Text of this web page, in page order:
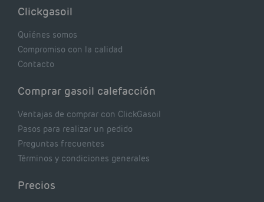
de tu caldera. Pocas se contrastan con lo que
Clickgasoil
Quiénes somos
Compromiso con la calidad
Contacto
Comprar gasoil calefacción
Ventajas de comprar con ClickGasoil
Pasos para realizar un pedido
Preguntas frecuentes
Términos y condiciones generales
Precios